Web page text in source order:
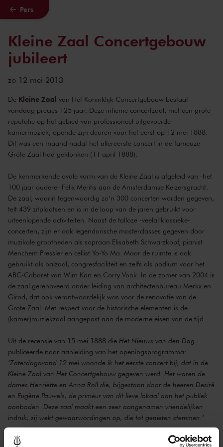
Naar hoofdcontent
Pers
Kleine Zaal Concertgebouw
jubileert
zo 12 mei 2013
De Kleine Zaal van Het Koninklijk Concertgebouw bestaat
vandaag precies 125 jaar. Deze intieme concertzaal, met een grote
reputatie op het gebied van professioneel uitgevoerde
kamermuziek, opende zijn deuren voor het eerst op 12 mei 1888.
Dit was een maand nadat het allereerste concert in de fameuze
Gróte Zaal had geklonken (11 april 1888).
De kenmerkende ovale vorm van de Kleine Zaal is afgeleid van -het
100 jaar oudere- Felix Meritis aan de Amsterdamse Keizersgracht.
De zaal, waarin tegenwoordig zo’n 300 concerten worden gegeven,
telt 439 zitplaatsen en is in de loop van de jaren gebruikt voor
uiteenlopende activiteiten. Naast de talloze -veelal klassieke-
concerten, zijn er ook legendarische masterclasses gegeven door
muzikale grootheden als sopraan Elisabeth Schwarzkopf, pianist
Menchem Pressler en cellist Yo-Yo Ma. Maar de ruimte is ook
gebruikt als balzaal, congresfaciliteit en zelfs als podium voor het
ABC-Cabaret van Wim Kan en Corry Vonk. In de zomer van 2004 is
de zaal gerenoveerd onder leiding van architectenbureau Merkx en
Girod, dat ook verantwoordelijk was voor de renovatie van de
Grote Zaal. Met respect voor de historische elementen is de
(kamer)muziekzaal aangepast aan de moderne eisen van de tijd.
Uit de recensie van 15 mei 1888 die Het Nieuws van den Dag
publiceerde naar aanleiding van het openingsprogramma:
‘Zaterdagavond 12 mei woonde ik het eerste concert bij, dat in de
Kleine Zaal van Het Concertgebouw gegeven werd. Het waren de
dames Henriëtte en Anna Roll die, bijgestaan door de heeren Desiré
en Eugène Pauwels, de primeur van dit lieve lokaal aan het publiek
aanboden. Deze zaal maakt een zeer aangenamen vriendelijken
indruk; zij wekt gewaarwordingen op, die tot genieten stemmen.’
Het Kleine Zaal-jubileum werd zondagavond 12 mei gevierd in